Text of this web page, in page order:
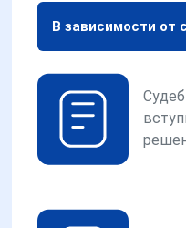
В зависимости от